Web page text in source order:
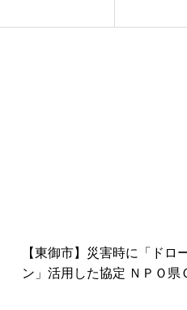
上田地
【東御市】災害時に「ドロ
ン」活用した協定 ＮＰＯ県